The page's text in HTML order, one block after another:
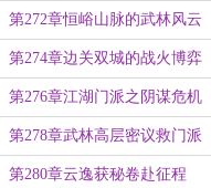
第272章恒峪山脉的武林风云
第274章边关双城的战火博弈
第276章江湖门派之阴谋危机
第278章武林高层密议救门派
第280章云逸获秘卷赴征程